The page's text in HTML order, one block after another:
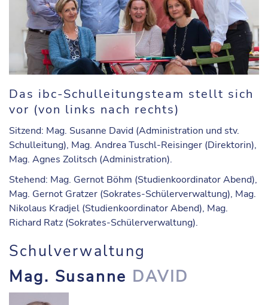
Das ibc-Schulleitungsteam stellt sich
vor (von links nach rechts)
Sitzend: Mag. Susanne David (Administration und stv.
Schulleitung), Mag. Andrea Tuschl-Reisinger (Direktorin),
Mag. Agnes Zolitsch (Administration).
Stehend: Mag. Gernot Böhm (Studienkoordinator Abend),
Mag. Gernot Gratzer (Sokrates-Schülerverwaltung), Mag.
Nikolaus Kradjel (Studienkoordinator Abend), Mag.
Richard Ratz (Sokrates-Schülerverwaltung).
Schulverwaltung
Mag. Susanne DAVID